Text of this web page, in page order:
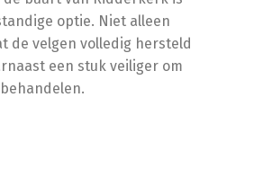
optie. Niet alleen
de velgen volledig hersteld
een stuk veiliger om